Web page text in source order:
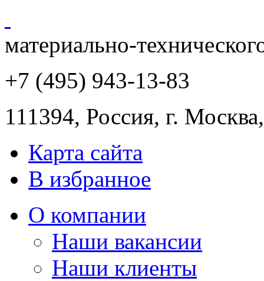
материально-
+7 (495) 943-13-83
111394, Россия, г. Москва
Карта сайта
В избранное
О компании
Наши вакансии
Наши клиенты